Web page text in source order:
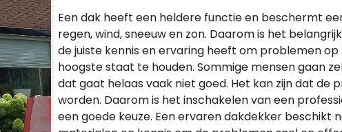
Een dak heeft een heldere functie en beschermt
regen, wind, sneeuw en zon. Daarom is het
de juiste kennis en ervaring heeft om problemen op
hoogste staat te houden. Sommige mensen gaan
dat gaat helaas vaak niet goed. Het kan zijn dat de
worden. Daarom is het inschakelen van een
een goede keuze. Een ervaren dakdekker beschikt